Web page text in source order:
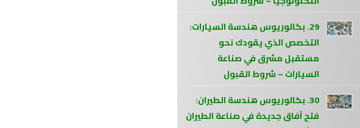
29. بكالوريوس هندسة السيارات:
التخصص الذي يقودك نحو
مستقبل مشرق في صناعة
السيارات – شروط القبول
30. بكالوريوس هندسة الطيران:
فتح آفاق جديدة في صناعة الطيران